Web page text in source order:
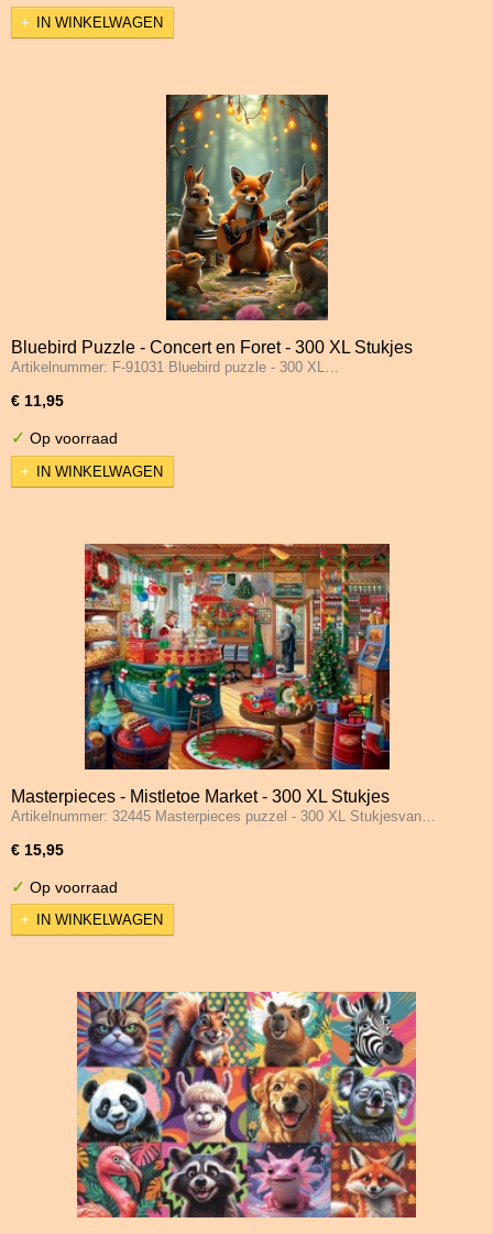
IN WINKELWAGEN
Bluebird Puzzle - Concert en Foret - 300 XL Stukjes
Artikelnummer: F-91031 Bluebird puzzle - 300 XL…
€ 11,95
✓ Op voorraad
IN WINKELWAGEN
Masterpieces - Mistletoe Market - 300 XL Stukjes
Artikelnummer: 32445 Masterpieces puzzel - 300 XL Stukjesvan…
€ 15,95
✓ Op voorraad
IN WINKELWAGEN